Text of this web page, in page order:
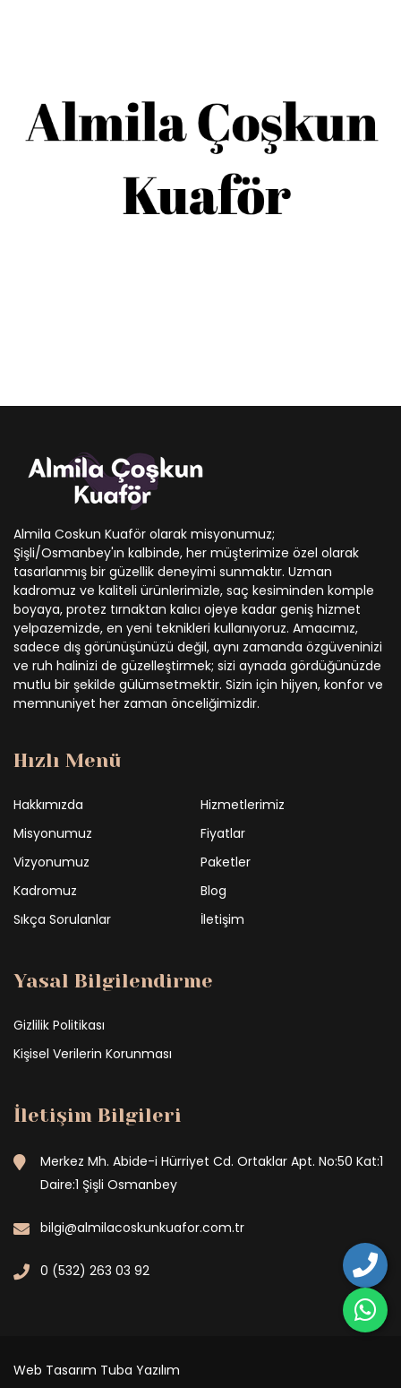
Almila Coskun Kuaför olarak misyonumuz;
Şişli/Osmanbey'ın kalbinde, her müşterimize özel olarak
tasarlanmış bir güzellik deneyimi sunmaktır. Uzman
kadromuz ve kaliteli ürünlerimizle, saç kesiminden komple
boyaya, protez tırnaktan kalıcı ojeye kadar geniş hizmet
yelpazemizde, en yeni teknikleri kullanıyoruz. Amacımız,
sadece dış görünüşünüzü değil, aynı zamanda özgüveninizi
ve ruh halinizi de güzelleştirmek; sizi aynada gördüğünüzde
mutlu bir şekilde gülümsetmektir. Sizin için hijyen, konfor ve
memnuniyet her zaman önceliğimizdir.
Hızlı Menü
Hakkımızda
Hizmetlerimiz
Misyonumuz
Fiyatlar
Vizyonumuz
Paketler
Kadromuz
Blog
Sıkça Sorulanlar
İletişim
Yasal Bilgilendirme
Gizlilik Politikası
Kişisel Verilerin Korunması
İletişim Bilgileri
Merkez Mh. Abide-i Hürriyet Cd. Ortaklar Apt. No:50 Kat:1
Daire:1 Şişli Osmanbey
bilgi@almilacoskunkuafor.com.tr
0 (532) 263 03 92
Web Tasarım Tuba Yazılım